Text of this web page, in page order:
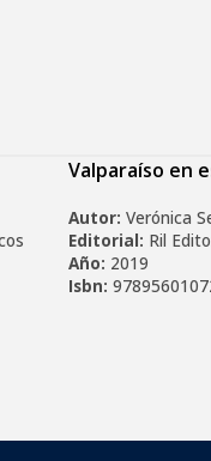
Valparaíso en
Autor: Verónica
Editorial: Ril
Año: 2019
Isbn: